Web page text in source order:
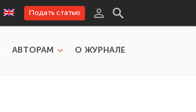
Подать статью
АВТОРАМ О ЖУРНАЛЕ